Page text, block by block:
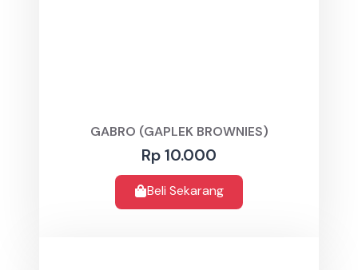
GABRO (GAPLEK BROWNIES)
Rp 10.000
Beli Sekarang